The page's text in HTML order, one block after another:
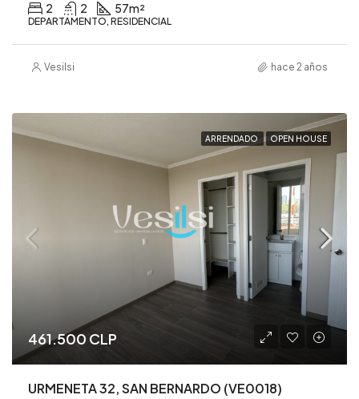
2 2 57m²
DEPARTAMENTO, RESIDENCIAL
Vesilsi hace 2 años
ARRENDADO OPEN HOUSE
461.500 CLP
URMENETA 32, SAN BERNARDO (VE0018)